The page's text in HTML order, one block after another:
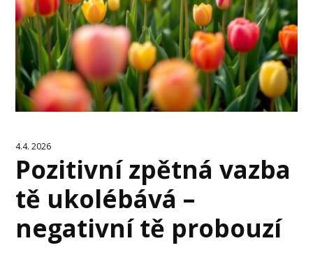
4.4. 2026
Pozitivní zpětná vazba
tě ukolébává –
negativní tě probouzí